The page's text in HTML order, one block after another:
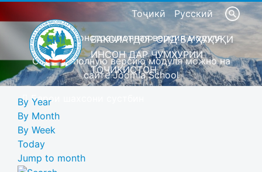
Тоҷикӣ Русский
Это демонстрационная версия модуля
Скачать полную версию модуля можно на
сайте Joomla School
Барои шахсони сустбин
ВАКОЛАТДОР ОИД БА ҲУҚУҚИ
ИНСОН ДАР ҶУМҲУРИИ
ТОҶИКИСТОН
By Year
By Month
By Week
Today
Jump to month